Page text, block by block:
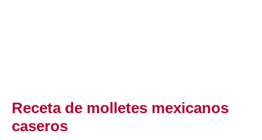
Receta de molletes mexicanos
caseros